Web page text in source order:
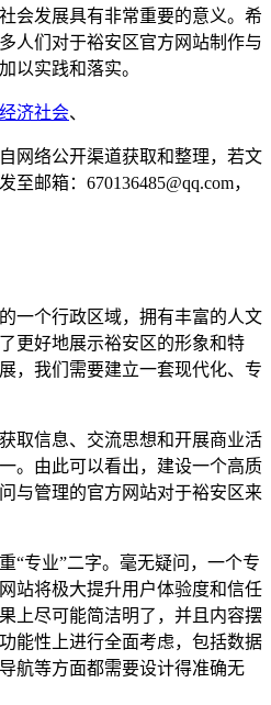
会发展具有非常重要的意义。希
人们对于裕安区官方网站制作与
以实践和落实。
经济社会、
网络公开渠道获取和整理，若文
邮箱：670136485@qq.com，
一个行政区域，拥有丰富的人文
更好地展示裕安区的形象和特
，我们需要建立一套现代化、专
取信息、交流思想和开展商业活
。由此可以看出，建设一个高质
与管理的官方网站对于裕安区来
“专业”二字。毫无疑问，一个专
站将极大提升用户体验度和信任
上尽可能简洁明了，并且内容摆
能性上进行全面考虑，包括数据
航等方面都需要设计得准确无